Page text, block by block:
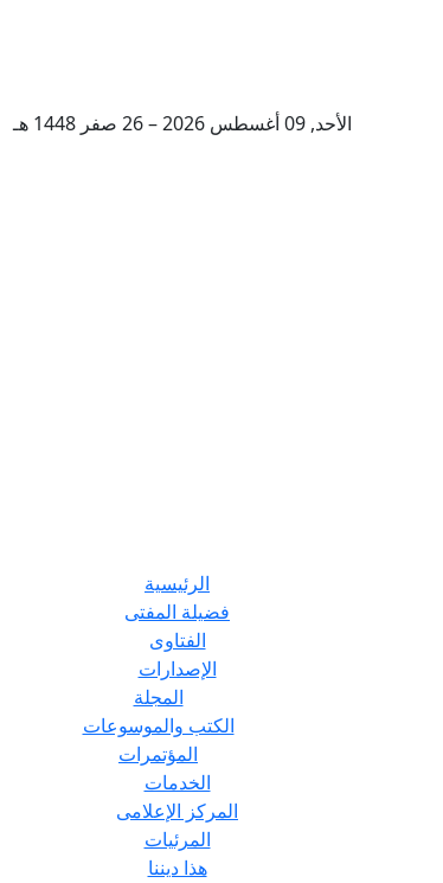
الأحد, 09 أغسطس 2026 – 26 صفر 1448 هـ
الرئيسية
فضيلة المفتى
الفتاوى
الإصدارات
المجلة
الكتب والموسوعات
المؤتمرات
الخدمات
المركز الإعلامى
المرئيات
هذا ديننا